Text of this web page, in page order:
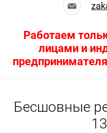
Работаем
лицами и
Бесшовные